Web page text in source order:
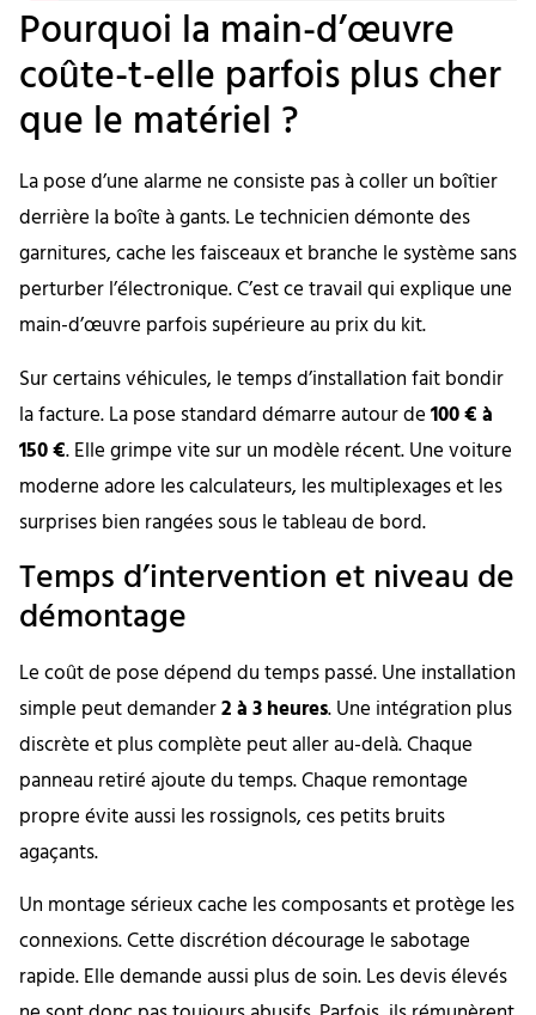
Pourquoi la main-d’œuvre
coûte-t-elle parfois plus cher
que le matériel ?
La pose d’une alarme ne consiste pas à coller un boîtier
derrière la boîte à gants. Le technicien démonte des
garnitures, cache les faisceaux et branche le système sans
perturber l’électronique. C’est ce travail qui explique une
main-d’œuvre parfois supérieure au prix du kit.
Sur certains véhicules, le temps d’installation fait bondir
la facture. La pose standard démarre autour de100 € à
150 €. Elle grimpe vite sur un modèle récent. Une voiture
moderne adore les calculateurs, les multiplexages et les
surprises bien rangées sous le tableau de bord.
Temps d’intervention et niveau de
démontage
Le coût de pose dépend du temps passé. Une installation
simple peut demander2 à 3 heures. Une intégration plus
discrète et plus complète peut aller au-delà. Chaque
panneau retiré ajoute du temps. Chaque remontage
propre évite aussi les rossignols, ces petits bruits
agaçants.
Un montage sérieux cache les composants et protège les
connexions. Cette discrétion décourage le sabotage
rapide. Elle demande aussi plus de soin. Les devis élevés